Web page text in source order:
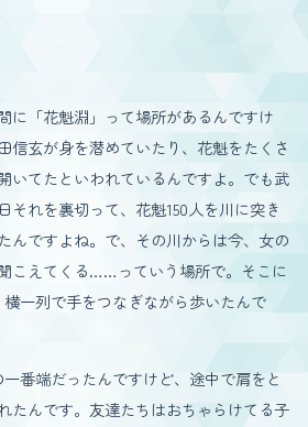
に「花魁淵」って場所があるんですけ
信玄が身を潜めていたり、花魁をたくさ
いてたといわれているんですよ。でも武
それを裏切って、花魁150人を川に突き
んですよね。で、その川からは今、女の
こえてくる……っていう場所で。そこに
一列で手をつなぎながら歩いたんで
番端だったんですけど、途中で肩をと
たんです。友達たちはおちゃらけてる子